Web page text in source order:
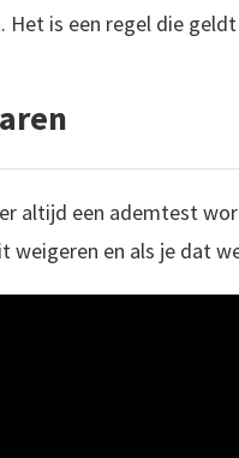
is een regel die
altijd een ademtest
en als je dat